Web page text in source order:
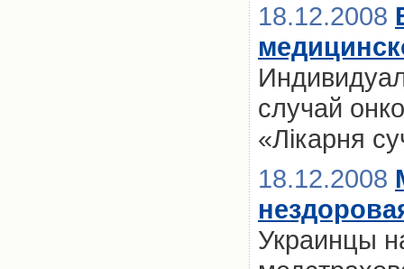
18.12.2008
случай
«Лікарня
18.12.2008
Украинцы